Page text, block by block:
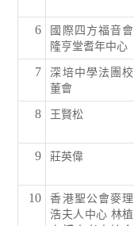
6
國際四方福音會
隆亨堂耆年中心
7
深培中學法團校
董會
8 王賢松
9 莊英偉
10
香港聖公會麥理
浩夫人中心 林植